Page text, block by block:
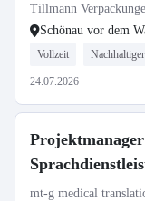
Walde
Tillmann
Schönau vor dem
Vollzeit
24.07.2026
mt-g medical